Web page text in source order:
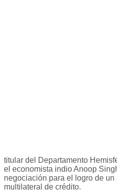
titular del Departamento
el economista indio Anoop
negociación para el logro de
multilateral de crédito.